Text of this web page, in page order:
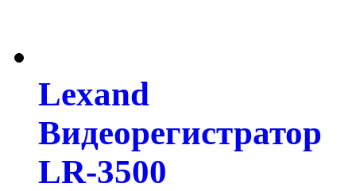
Lexand
Видеорегистратор
LR-3500